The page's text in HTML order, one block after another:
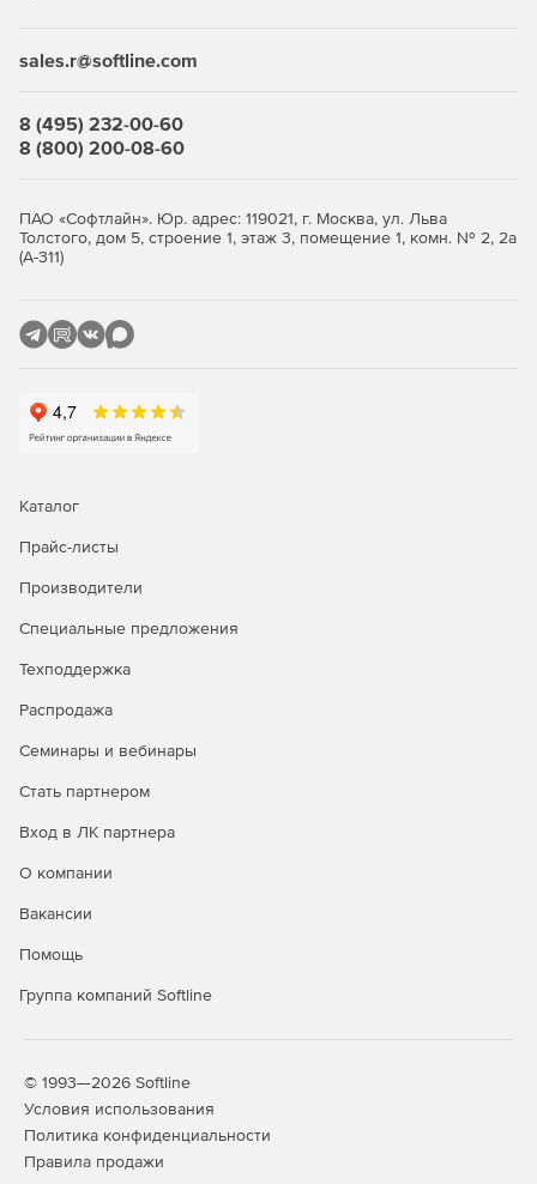
sales.r@softline.com
8 (495) 232-00-60
8 (800) 200-08-60
ПАО «Софтлайн». Юр. адрес: 119021, г. Москва, ул. Льва
Толстого, дом 5, строение 1, этаж 3, помещение 1, комн. № 2, 2а
(А-311)
Каталог
Прайс-листы
Производители
Специальные предложения
Техподдержка
Распродажа
Семинары и вебинары
Стать партнером
Вход в ЛК партнера
О компании
Вакансии
Помощь
Группа компаний Softline
© 1993—2026 Softline
Условия использования
Политика конфиденциальности
Правила продажи